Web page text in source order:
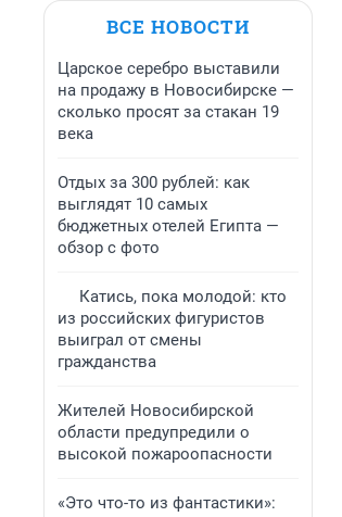
ВСЕ НОВОСТИ
Царское серебро выставили
на продажу в Новосибирске —
сколько просят за стакан 19
века
Отдых за 300 рублей: как
выглядят 10 самых
бюджетных отелей Египта —
обзор с фото
Катись, пока молодой: кто
из российских фигуристов
выиграл от смены
гражданства
Жителей Новосибирской
области предупредили о
высокой пожароопасности
«Это что-то из фантастики»: